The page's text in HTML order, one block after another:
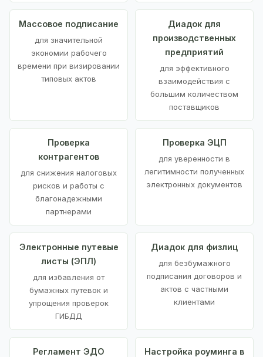
Массовое подписание
для значительной
экономии рабочего
времени при визировании
типовых актов
Диадок для
производственных
предприятий
для эффективного
взаимодействия с
большим количеством
поставщиков
Проверка
контрагентов
для снижения налоговых
рисков и работы с
благонадежными
партнерами
Проверка ЭЦП
для уверенности в
легитимности полученных
электронных документов
Электронные путевые
листы (ЭПЛ)
для избавления от
бумажных путевок и
упрощения проверок
ГИБДД
Диадок для физлиц
для безбумажного
подписания договоров и
актов с частными
клиентами
Регламент ЭДО
Настройка роуминга в